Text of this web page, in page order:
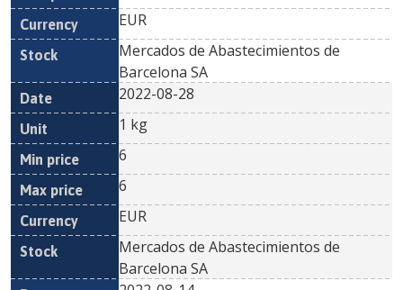
EUR
Mercados de Abastecimientos de
Barcelona SA
2022-08-28
1 kg
6
6
EUR
Mercados de Abastecimientos de
Barcelona SA